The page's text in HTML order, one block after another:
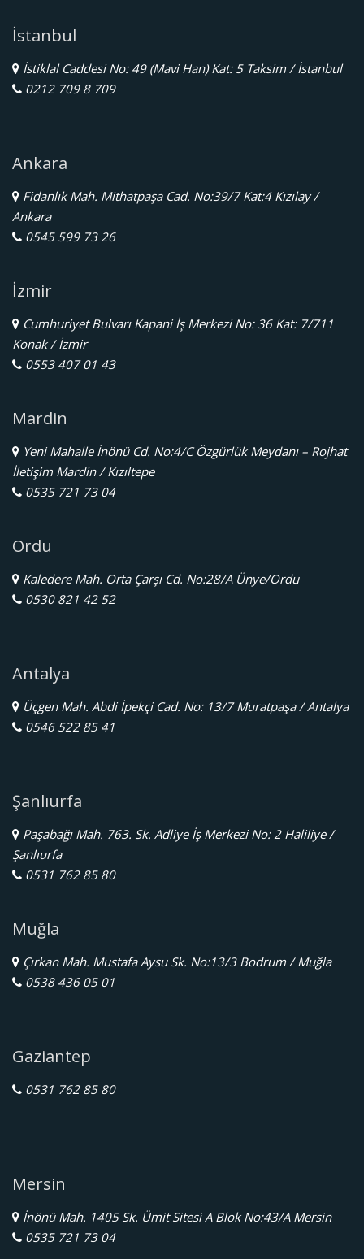
İstanbul
İstiklal Caddesi No: 49 (Mavi Han) Kat: 5 Taksim / İstanbul
0212 709 8 709
Ankara
Fidanlık Mah. Mithatpaşa Cad. No:39/7 Kat:4 Kızılay /
Ankara
0545 599 73 26
İzmir
Cumhuriyet Bulvarı Kapani İş Merkezi No: 36 Kat: 7/711
Konak / İzmir
0553 407 01 43
Mardin
Yeni Mahalle İnönü Cd. No:4/C Özgürlük Meydanı – Rojhat
İletişim Mardin / Kızıltepe
0535 721 73 04
Ordu
Kaledere Mah. Orta Çarşı Cd. No:28/A Ünye/Ordu
0530 821 42 52
Antalya
Üçgen Mah. Abdi İpekçi Cad. No: 13/7 Muratpaşa / Antalya
0546 522 85 41
Şanlıurfa
Paşabağı Mah. 763. Sk. Adliye İş Merkezi No: 2 Haliliye /
Şanlıurfa
0531 762 85 80
Muğla
Çırkan Mah. Mustafa Aysu Sk. No:13/3 Bodrum / Muğla
0538 436 05 01
Gaziantep
0531 762 85 80
Mersin
İnönü Mah. 1405 Sk. Ümit Sitesi A Blok No:43/A Mersin
0535 721 73 04